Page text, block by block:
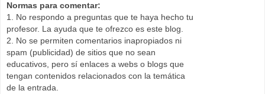
Normas para comentar:
1. No respondo a preguntas que te haya hecho tu
profesor. La ayuda que te ofrezco es este blog.
2. No se permiten comentarios inapropiados ni
spam (publicidad) de sitios que no sean
educativos, pero sí enlaces a webs o blogs que
tengan contenidos relacionados con la temática
de la entrada.